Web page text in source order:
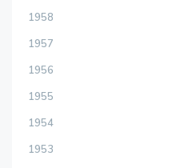
1958
1957
1956
1955
1954
1953